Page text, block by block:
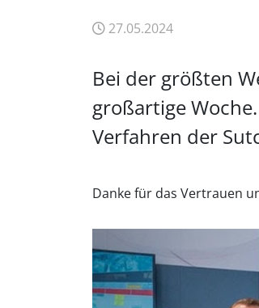
27.05.2024
Bei der größten
großartige
Verfahren der
Danke für das Vertrauen